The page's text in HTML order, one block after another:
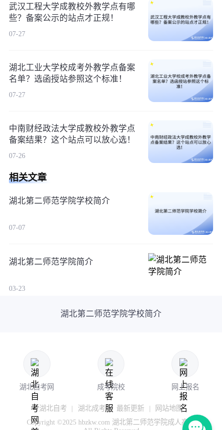
武汉工程大学成教校外教学点有哪
些？备案公示的站点才正规！
07-27
湖北工业大学校成考外教学点备案
名单？选函授站参照这个标准！
07-27
中南财经政法大学成教校外教学点
备案结果？这个站点可以放心选！
07-26
相关文章
湖北第二师范学院学校简介
07-07
湖北第二师范学院简介
03-23
湖北第二师范学院学校简介
湖北自考网 成考院校 网上报名
湖北自考 | 湖北成考 | 最新更新 |
网站地图
Copyright ©2025 hbzkw.com 湖北第二师范学院成人高考